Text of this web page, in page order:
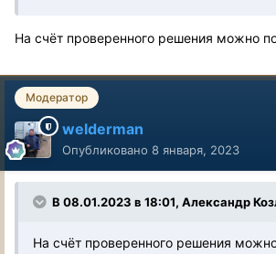
На счёт проверенного решения можно
Модератор
welderman
Опубликовано 8 января, 2023
В 08.01.2023 в 18:01, Александр
На счёт проверенного решения